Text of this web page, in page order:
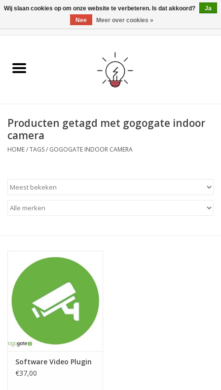
Ismartgate
Handzenders
Producten getagd met gogogate indoor
camera
HOME/TAGS/ GOGOGATE INDOOR CAMERA
Software Video Plugin
€37,00
Wij slaan cookies op om onze website te verbeteren. Is dat akkoord?
Ja
Nee
Meer over cookies »